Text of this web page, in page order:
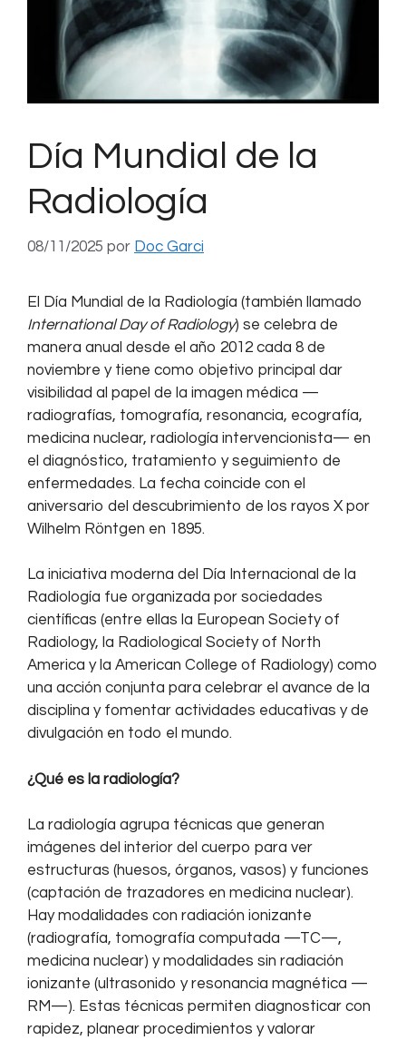
Día Mundial de la
Radiología
08/11/2025 por Doc Garci
El Día Mundial de la Radiología (también llamado
International Day of Radiology) se celebra de
manera anual desde el año 2012 cada 8 de
noviembre y tiene como objetivo principal dar
visibilidad al papel de la imagen médica —
radiografías, tomografía, resonancia, ecografía,
medicina nuclear, radiología intervencionista— en
el diagnóstico, tratamiento y seguimiento de
enfermedades. La fecha coincide con el
aniversario del descubrimiento de los rayos X por
Wilhelm Röntgen en 1895.
La iniciativa moderna del Día Internacional de la
Radiología fue organizada por sociedades
científicas (entre ellas la European Society of
Radiology, la Radiological Society of North
America y la American College of Radiology) como
una acción conjunta para celebrar el avance de la
disciplina y fomentar actividades educativas y de
divulgación en todo el mundo.
¿Qué es la radiología?
La radiología agrupa técnicas que generan
imágenes del interior del cuerpo para ver
estructuras (huesos, órganos, vasos) y funciones
(captación de trazadores en medicina nuclear).
Hay modalidades con radiación ionizante
(radiografía, tomografía computada —TC—,
medicina nuclear) y modalidades sin radiación
ionizante (ultrasonido y resonancia magnética —
RM—). Estas técnicas permiten diagnosticar con
rapidez, planear procedimientos y valorar